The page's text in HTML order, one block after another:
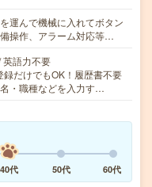
運んで機械に入れてボタン
操作、アラーム対応等…
英語力不要
だけでもOK！履歴書不要
・職種などを入力す…
40代 50代 60代